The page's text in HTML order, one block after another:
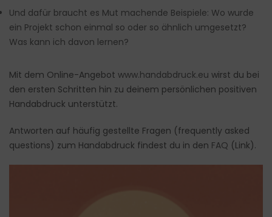
Und dafür braucht es Mut machende Beispiele: Wo wurde
ein Projekt schon einmal so oder so ähnlich umgesetzt?
Was kann ich davon lernen?
Mit dem Online-Angebot www.handabdruck.eu wirst du bei
den ersten Schritten hin zu deinem persönlichen positiven
Handabdruck unterstützt.
Antworten auf häufig gestellte Fragen (frequently asked
questions) zum Handabdruck findest du in den FAQ (Link).